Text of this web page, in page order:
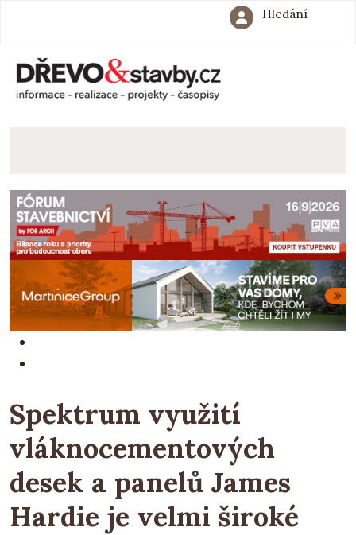
Hledání
Spektrum využití
vláknocementových
desek a panelů James
Hardie je velmi široké